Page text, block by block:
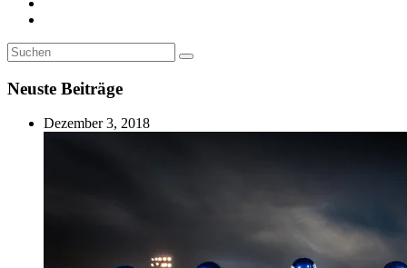
Suche
nach:
Suchen
Neuste Beiträge
Dezember 3, 2018